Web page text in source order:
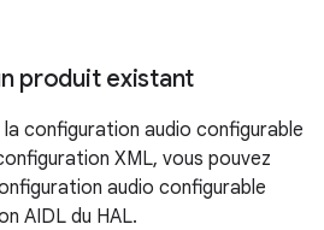
produit existant
configuration audio configurable
XML, vous pouvez
audio configurable
AIDL du HAL.